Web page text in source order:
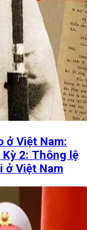
ở Việt Nam:
2: Thông lệ
ở Việt Nam